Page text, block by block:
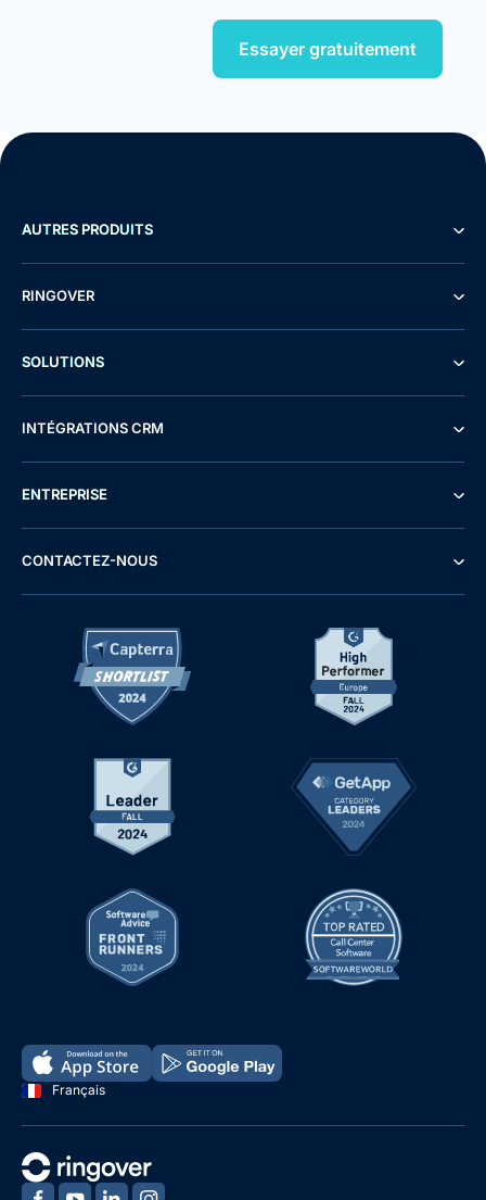
Essayer gratuitement
Français
AUTRES PRODUITS
RINGOVER
SOLUTIONS
INTÉGRATIONS CRM
ENTREPRISE
CONTACTEZ-NOUS